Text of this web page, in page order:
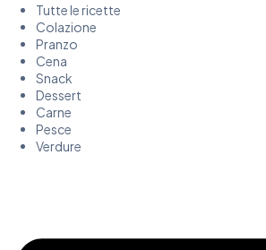
Tutte le ricette
Colazione
Pranzo
Cena
Snack
Dessert
Carne
Pesce
Verdure